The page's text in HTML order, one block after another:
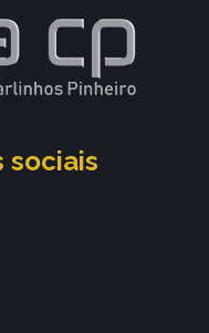
sociais